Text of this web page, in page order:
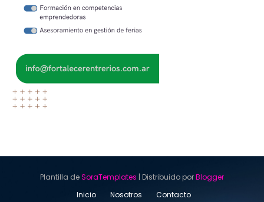
Plantilla deSoraTemplates | Distribuido porBlogger
Inicio
Nosotros Contacto